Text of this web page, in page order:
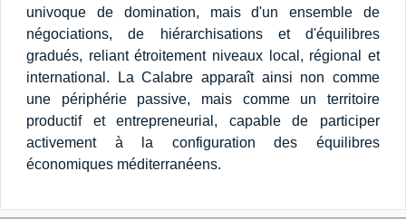
univoque de domination, mais d'un ensemble de
négociations, de hiérarchisations et d'équilibres
gradués, reliant étroitement niveaux local, régional et
international. La Calabre apparaît ainsi non comme
une périphérie passive, mais comme un territoire
productif et entrepreneurial, capable de participer
activement à la configuration des équilibres
économiques méditerranéens.